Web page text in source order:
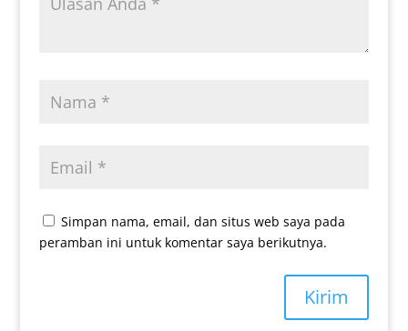
Simpan nama, email, dan situs web saya pada
peramban ini untuk komentar saya berikutnya.
Kirim